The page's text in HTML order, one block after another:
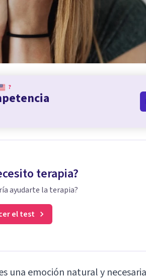
?
terapia?
ayudarte la terapia?
el test
una emoción natural y